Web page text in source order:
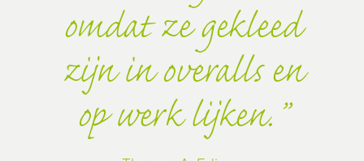
omdat ze gekleed
zijn in overalls en
op werk lijken.